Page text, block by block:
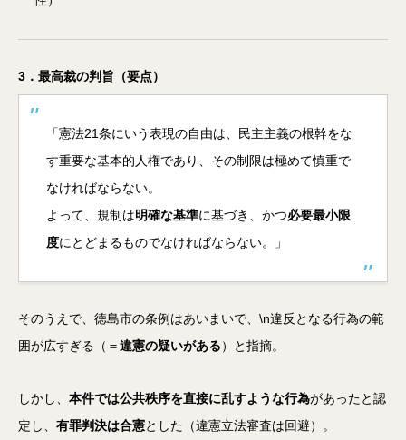
3．最高裁の判旨（要点）
「憲法21条にいう表現の自由は、民主主義の根幹をな
す重要な基本的人権であり、その制限は極めて慎重で
なければならない。
よって、規制は明確な基準に基づき、かつ必要最小限
度にとどまるものでなければならない。」
そのうえで、徳島市の条例はあいまいで、\n違反となる行為の範
囲が広すぎる（＝違憲の疑いがある）と指摘。
しかし、 本件では公共秩序を直接に乱すような行為があったと認
定し、 有罪判決は合憲とした（違憲立法審査は回避）。